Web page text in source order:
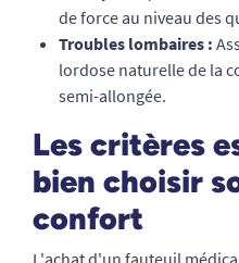
de force au niveau des
Troubles lombaires :
lordose naturelle de la
semi-allongée.
Les critères
bien choisir
confort